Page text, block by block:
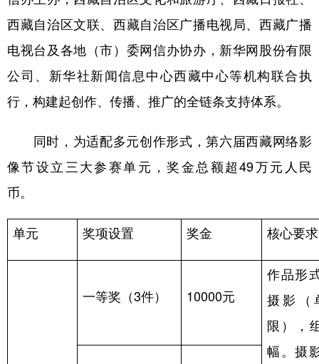
西藏自治区文联、西藏自治区广播电视局、西藏广播
电视台及各地（市）委网信办协办，新华网股份有限
公司、新华社新闻信息中心西藏中心等机构联合执
行，构建起创作、传播、推广的全链条支持体系。
同时，为适配多元创作形式，第六届西藏网络影
像节设立三大参赛单元，奖金总额超49万元人民
币。
单元 奖项设置 奖金 核心要求
一等奖（3件） 10000元
作品形
摄影（
限），
幅。摄